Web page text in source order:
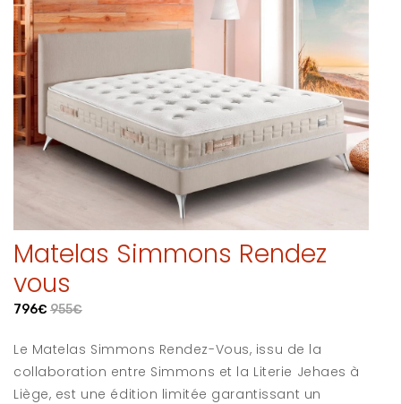
Matelas Simmons Rendez
vous
796€ 955€
Le Matelas Simmons Rendez-Vous, issu de la
collaboration entre Simmons et la Literie Jehaes à
Liège, est une édition limitée garantissant un